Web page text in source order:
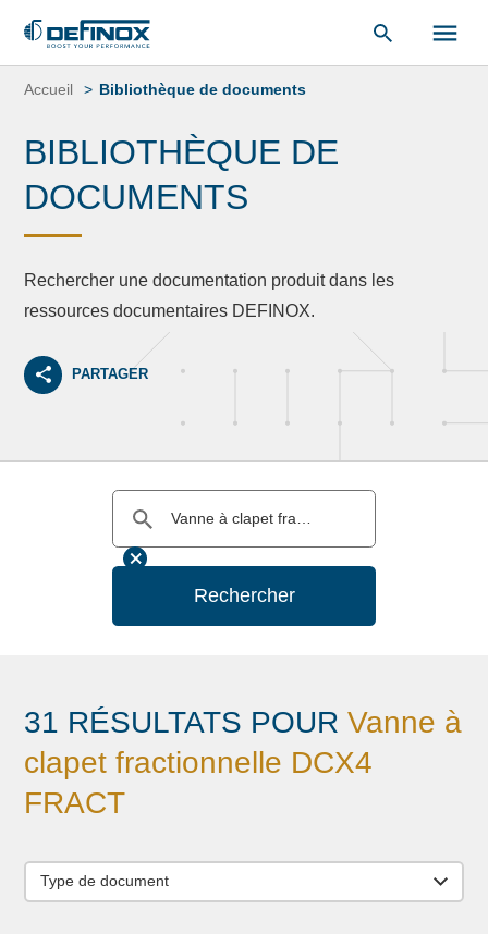
Aller
«Bibliothèque de documents
Accueil Bibliothèque de documents
BIBLIOTHÈQUE DE
DOCUMENTS
Rechercher une documentation produit dans les
ressources documentaires DEFINOX.
PARTAGER
Rechercher
31 RÉSULTATS POURVanne à
clapet fractionnelle DCX4
FRACT
Type de document